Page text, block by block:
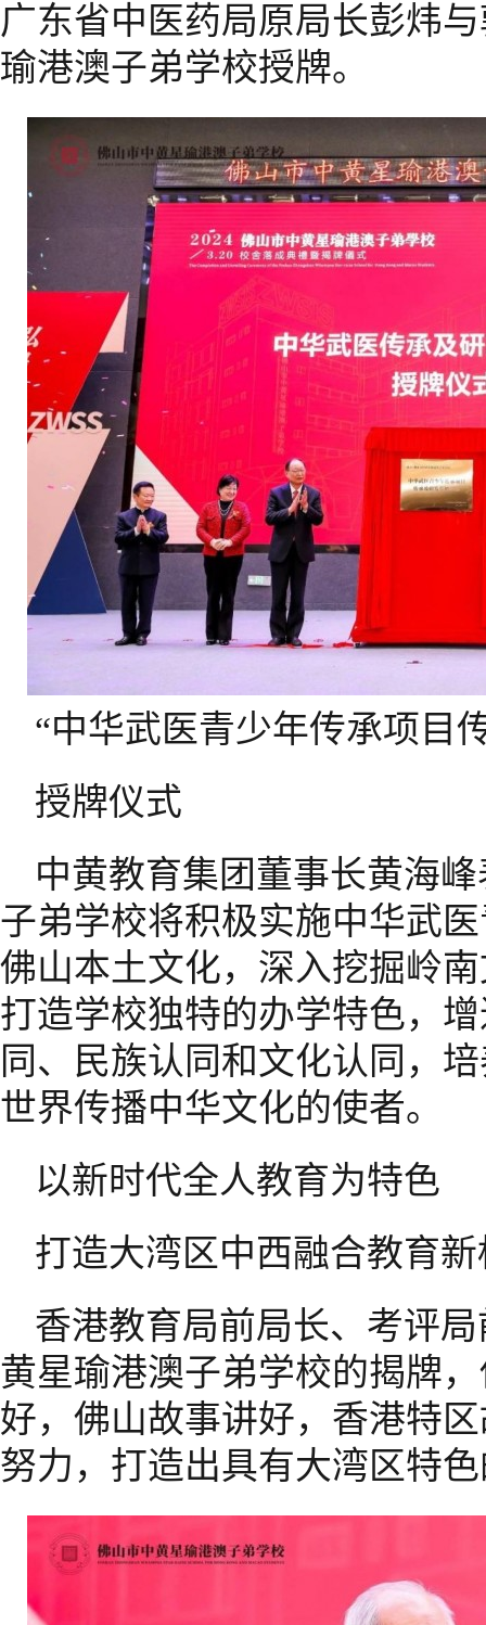
广东省中医药局原局长彭炜
瑜港澳子弟学校授牌。
“中华武医青少年传承项目
授牌仪式
中黄教育集团董事长黄海
子弟学校将积极实施中华武
佛山本土文化，深入挖掘岭
打造学校独特的办学特色，
同、民族认同和文化认同，
世界传播中华文化的使者。
以新时代全人教育为特色
打造大湾区中西融合教育
香港教育局前局长、考评
黄星瑜港澳子弟学校的揭牌
好，佛山故事讲好，香港特
努力，打造出具有大湾区特